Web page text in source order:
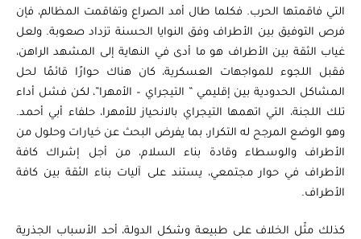
التي فاقمتها الحرب. فكلما طال أمد الصراع وتفاقمت المظالم، فإن
فرص التوفيق بين الأطراف وفق النوايا الحسنة تزداد صعوبة. ولعل
غياب الثقة بين الأطراف هو ما أدى في النهاية إلى المشهد الراهن،
فقبل اللجوء للمواجهات العسكرية، كان هناك حوارًا قائمًا لحل
المشاكل الحدودية بين إقليمي ” التيجراي – الأمهرا”، لكن فشل أداء
تلك اللجنة، التي اتهمها التيجراي بالانحياز للأمهرا، حلفاء أبي أحمد.
وهو الوضع المرجح له التكرار، بما يفرض البحث عن خيارات وحلول من
الأطراف والوسطاء وقادة بناء السلام، من أجل إشراك كافة
الأطراف في حوار مجتمعي، يستند على آليات بناء الثقة بين كافة
الأطراف.
كذلك مثّل الخلاف على طبيعة وشكل الدولة، أحد الأسباب الجذرية